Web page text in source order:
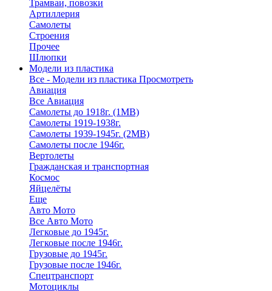
Трамваи, повозки
Артиллерия
Самолеты
Строения
Прочее
Шлюпки
Модели из пластика
Все - Модели из пластика Просмотреть
Авиация
Все Авиация
Самолеты до 1918г. (1МВ)
Самолеты 1919-1938г.
Самолеты 1939-1945г. (2МВ)
Самолеты после 1946г.
Вертолеты
Гражданская и транспортная
Космос
Яйцелёты
Еще
Авто Мото
Все Авто Мото
Легковые до 1945г.
Легковые после 1946г.
Грузовые до 1945г.
Грузовые после 1946г.
Спецтранспорт
Мотоциклы